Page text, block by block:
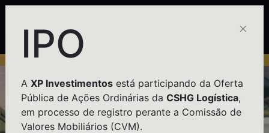
×
IPO
A XP Investimentos está participando da Oferta
Pública de Ações Ordinárias da CSHG Logística,
em processo de registro perante a Comissão de
Valores Mobiliários (CVM).